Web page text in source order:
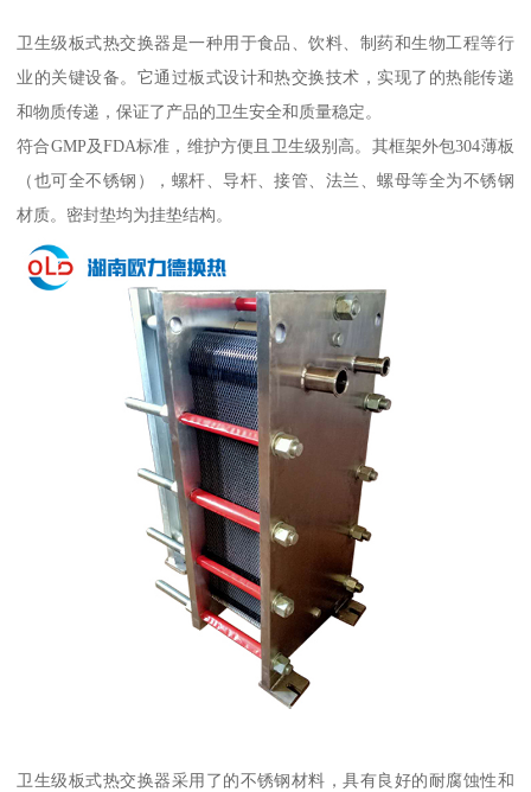
卫生级板式热交换器是一种用于食品、饮料、制药和生物工程等行
业的关键设备。它通过板式设计和热交换技术，实现了的热能传递
和物质传递，保证了产品的卫生安全和质量稳定。
符合GMP及FDA标准，维护方便且卫生级别高。其框架外包304薄板
（也可全不锈钢），螺杆、导杆、接管、法兰、螺母等全为不锈钢
材质。密封垫均为挂垫结构。
卫生级板式热交换器采用了的不锈钢材料，具有良好的耐腐蚀性和